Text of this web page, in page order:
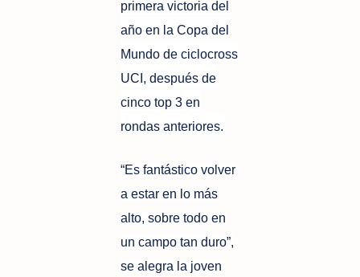
primera victoria del
año en la Copa del
Mundo de ciclocross
UCI, después de
cinco top 3 en
rondas anteriores.
“Es fantástico volver
a estar en lo más
alto, sobre todo en
un campo tan duro”,
se alegra la joven